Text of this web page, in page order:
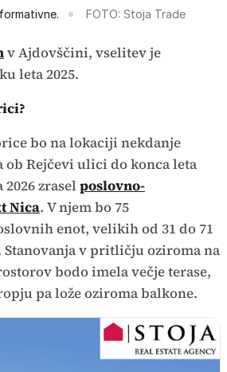
FOTO: Stoja Trade
v Ajdovščini, vselitev je
leta 2025.
bo na lokaciji nekdanje
ob Rejčevi ulici do konca leta
2026 zrasel poslovno-
Nica. V njem bo 75
enot, velikih od 31 do 71
v pritličju oziroma na
bodo imela večje terase,
pa lože oziroma balkone.